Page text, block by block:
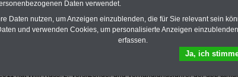
aller Meldungen für Tarifkräfte bei Bund, Ländern und Gemeinden
aus dem Tarifrecht im öffentlichen Dienst:
Einkommensrunde für Hessische
hat Willi Russ, 2. Vorsitzender und Verhandlungsführer der dbb
Daten verwendet.
Daten nutzen, um Anzeigen einzublenden, die für Sie relevant sein
und verwenden Cookies, um personalisierte Anzeigen
erfassen.
Ja, ich